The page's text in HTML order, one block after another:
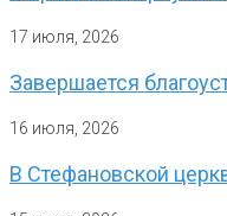
17 июля, 2026
Завершается
16 июля, 2026
В Стефановской